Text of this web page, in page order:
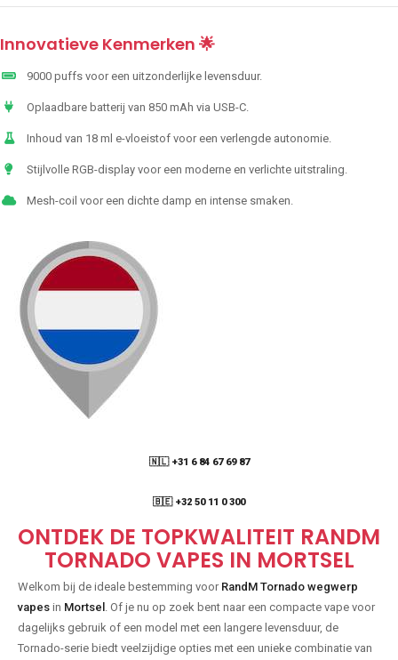
Innovatieve Kenmerken 🌟
9000 puffs voor een uitzonderlijke levensduur.
Oplaadbare batterij van 850 mAh via USB-C.
Inhoud van 18 ml e-vloeistof voor een verlengde autonomie.
Stijlvolle RGB-display voor een moderne en verlichte uitstraling.
Mesh-coil voor een dichte damp en intense smaken.
🇳🇱 +31 6 84 67 69 87
🇧🇪 +32 50 11 0 300
ONTDEK DE TOPKWALITEIT RANDM
TORNADO VAPES IN MORTSEL
Welkom bij de ideale bestemming voor RandM Tornado wegwerp
vapes in Mortsel . Of je nu op zoek bent naar een compacte vape voor
dagelijks gebruik of een model met een langere levensduur, de
Tornado-serie biedt veelzijdige opties met een unieke combinatie van